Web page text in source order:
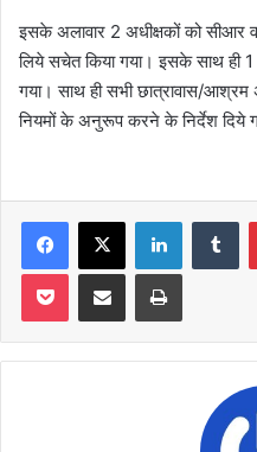
इसके अलावार 2 अधीक्षकों को सीआर
लिये सचेत किया गया। इसके साथ ही 1
गया। साथ ही सभी छात्रावास/आश्रम
नियमों के अनुरूप करने के निर्देश दिये
Facebook
X LinkedIn
Pocket Share via Email Print